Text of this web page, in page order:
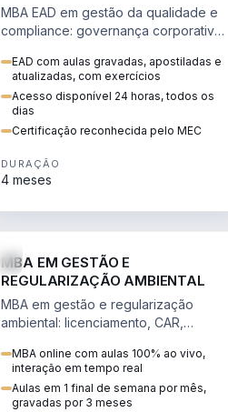
MBA EAD em gestão da qualidade e
compliance: governança corporativa,
contínua e IA aplicada a processos.
EAD com aulas gravadas, apostiladas e
atualizadas, com exercícios
Acesso disponível 24 horas, todos os
dias
Certificação reconhecida pelo MEC
DURAÇÃO
4 meses
MBA EM GESTÃO E
REGULARIZAÇÃO AMBIENTAL
MBA em gestão e regularização
ambiental: licenciamento, CAR,
perícia ambiental com ArcGIS, QGIS e
SiCAR.
MBA online com aulas 100% ao vivo,
interação em tempo real
Aulas em 1 final de semana por mês,
gravadas por 3 meses